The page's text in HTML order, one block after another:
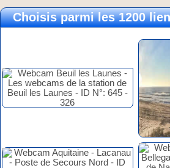
Choisis parmi les 1200